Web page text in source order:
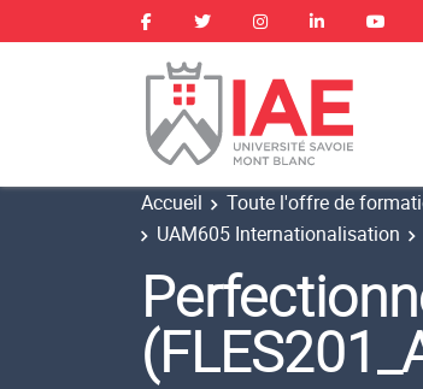
Accueil Toute l'offre de
UAM605 Internationalisation